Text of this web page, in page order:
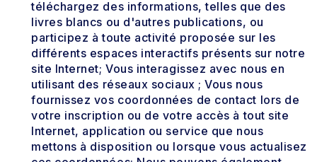
téléchargez des informations, telles que des
livres blancs ou d'autres publications, ou
participez à toute activité proposée sur les
différents espaces interactifs présents sur notre
site Internet; Vous interagissez avec nous en
utilisant des réseaux sociaux ; Vous nous
fournissez vos coordonnées de contact lors de
votre inscription ou de votre accès à tout site
Internet, application ou service que nous
mettons à disposition ou lorsque vous actualisez